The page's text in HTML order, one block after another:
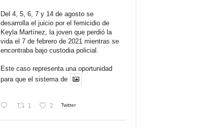
Del 4, 5, 6, 7 y 14 de agosto se
desarrolla el juicio por el femicidio de
Keyla Martínez, la joven que perdió la
vida el 7 de febrero de 2021 mientras se
encontraba bajo custodia policial.
Este caso representa una oportunidad
para que el sistema de
1 2 Twitter